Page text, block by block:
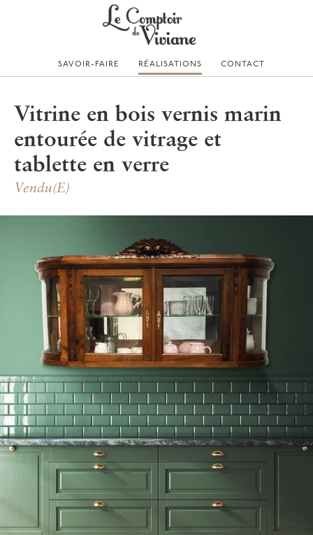
SAVOIR-FAIRE RÉALISATIONS CONTACT
Vitrine en bois vernis marin
entourée de vitrage et
tablette en verre
Vendu(e)